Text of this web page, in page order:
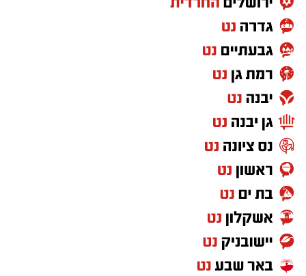
צילום באדיבות מכבי קבוצת כנען רמת-גן
במסגרת השיפוץ המתבצע, הפרקט עובר תהליך
חידוש, חדר ההלבשה של מכבי קבוצת כנען
רמת-גן עובר שיפוץ משמעותי, חדרי השירותים
המיועדים לקהל הרחב משופצים, חדר השופטים
ישודרג, נבנים משרדים חדשים לקבוצות הגברים